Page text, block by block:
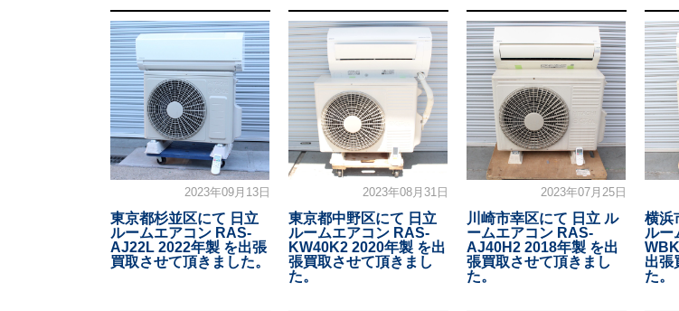
2023年09月13日
東京都杉並区にて 日立
ルームエアコン RAS-
AJ22L 2022年製 を出張
買取させて頂きました。
2023年08月31日
東京都中野区にて 日立
ルームエアコン RAS-
KW40K2 2020年製 を出
張買取させて頂きまし
た。
2023年07月25日
川崎市幸区にて 日立 ル
ームエアコン RAS-
AJ40H2 2018年製 を出
張買取させて頂きまし
た。
横浜
ルー
出張
た。